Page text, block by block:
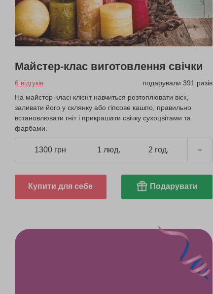
Майстер-клас виготовлення свічки
6 відгуків
подарували 391 разів
На майстер-класі клієнт навчиться розтоплювати віск,
заливати його у склянку або гіпсове кашпо, правильно
встановлювати гніт і прикрашати свічку сухоцвітами та
фарбами.
1300 грн 1 люд. 2 год.
Купити для себе Подарувати